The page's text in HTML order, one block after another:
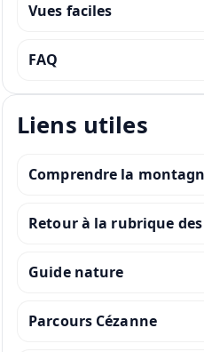
Vues faciles
FAQ
Liens utiles
Comprendre la
Retour à la rubrique
Guide nature
Parcours Cézanne